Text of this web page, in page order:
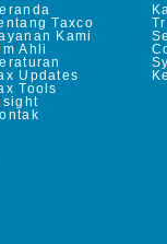
Taxco
Kami
Ahli
Updates
Tools